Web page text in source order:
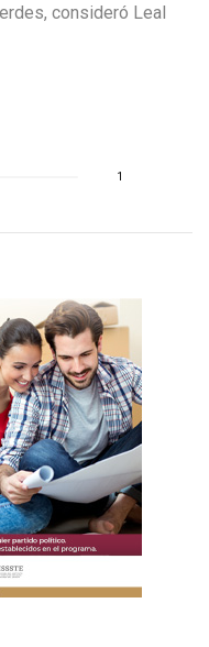
consideró Leal
1